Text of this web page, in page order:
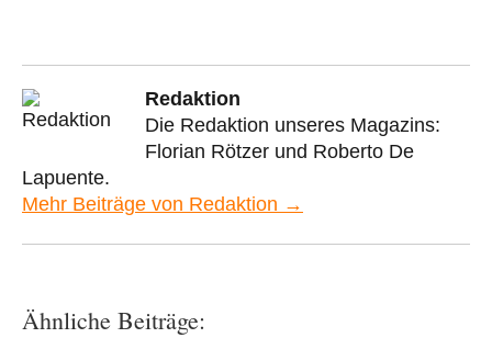
Redaktion
Die Redaktion unseres Magazins:
Florian Rötzer und Roberto De
Lapuente.
Mehr Beiträge von Redaktion →
Ähnliche Beiträge: